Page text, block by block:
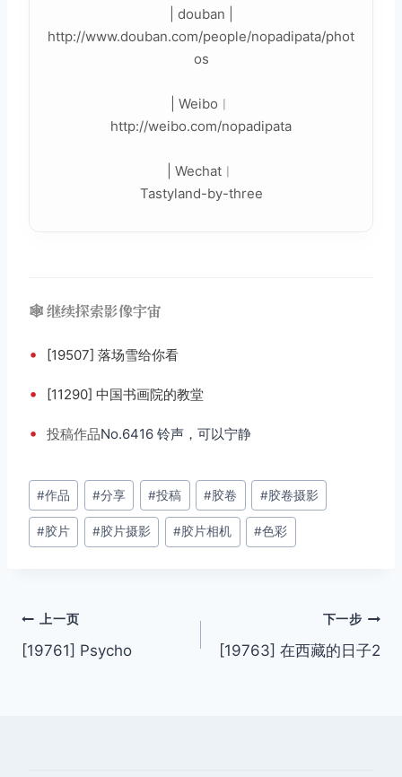
| douban |
http://www.douban.com/people/nopadipata/phot
os
| Weibo︳
http://weibo.com/nopadipata
| Wechat︳
Tastyland-by-three
🕸️ 继续探索影像宇宙
• [19507] 落场雪给你看
• [11290] 中国书画院的教堂
• 投稿作品No.6416 铃声，可以宁静
文
章
标
#作品 #分享 #投稿 #胶卷 #胶卷摄影
#胶片 #胶片摄影 #胶片相机 #色彩
文
章
上一页
[19761] Psycho
下一步
[19763] 在西藏的日子2